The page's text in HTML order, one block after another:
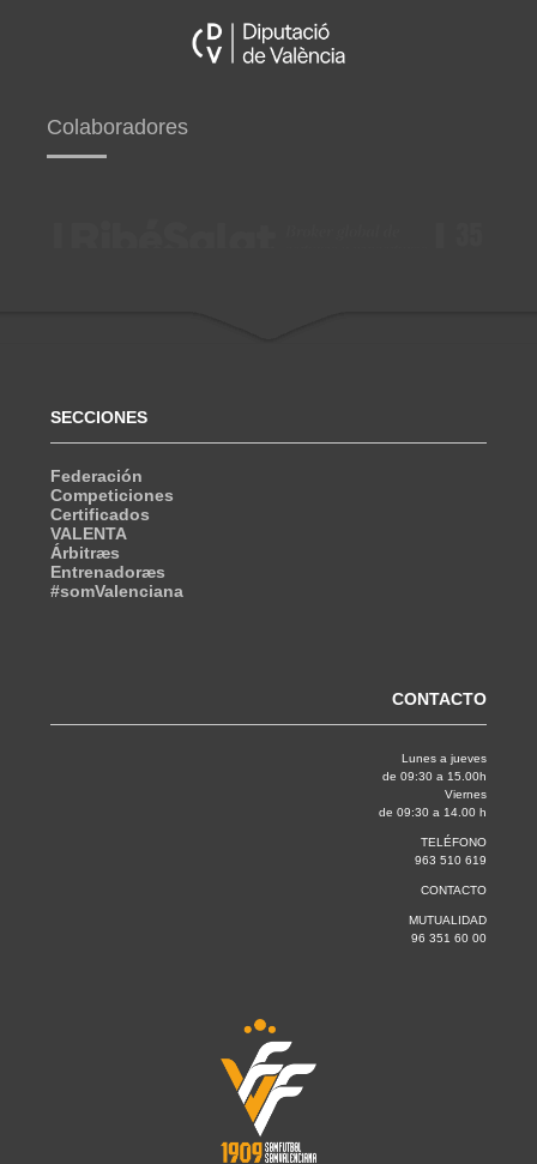
Colaboradores
SECCIONES
Federación
Competiciones
Certificados
VALENTA
Árbitræs
Entrenadoræs
#somValenciana
CONTACTO
Lunes a jueves
de 09:30 a 15.00h
Viernes
de 09:30 a 14.00 h
TELÉFONO
963 510 619
CONTACTO
MUTUALIDAD
96 351 60 00